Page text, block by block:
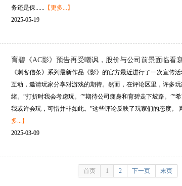
务还是保...... 【更多...】
2025-05-19
育碧《AC影》预告再受嘲讽，股价与公司前景面临看
《刺客信条》系列最新作品《影》的官方最近进行了一次宣传
互动，邀请玩家分享对游戏的期待。然而，在评论区里，许多
绪。“打折时我会考虑玩。”“期待公司瘦身和育碧走下坡路。”“
我或许会玩，可惜并非如此。”这些评论反映了玩家们的态度。
多...】
2025-03-09
首页 1 2 下一页 末页